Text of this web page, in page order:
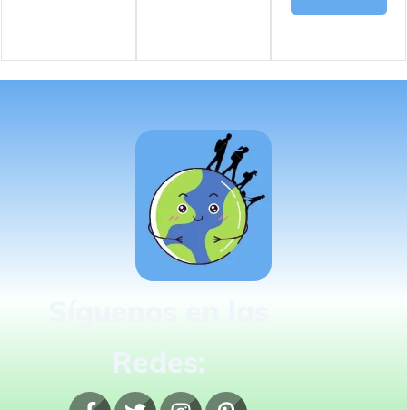
Redes: